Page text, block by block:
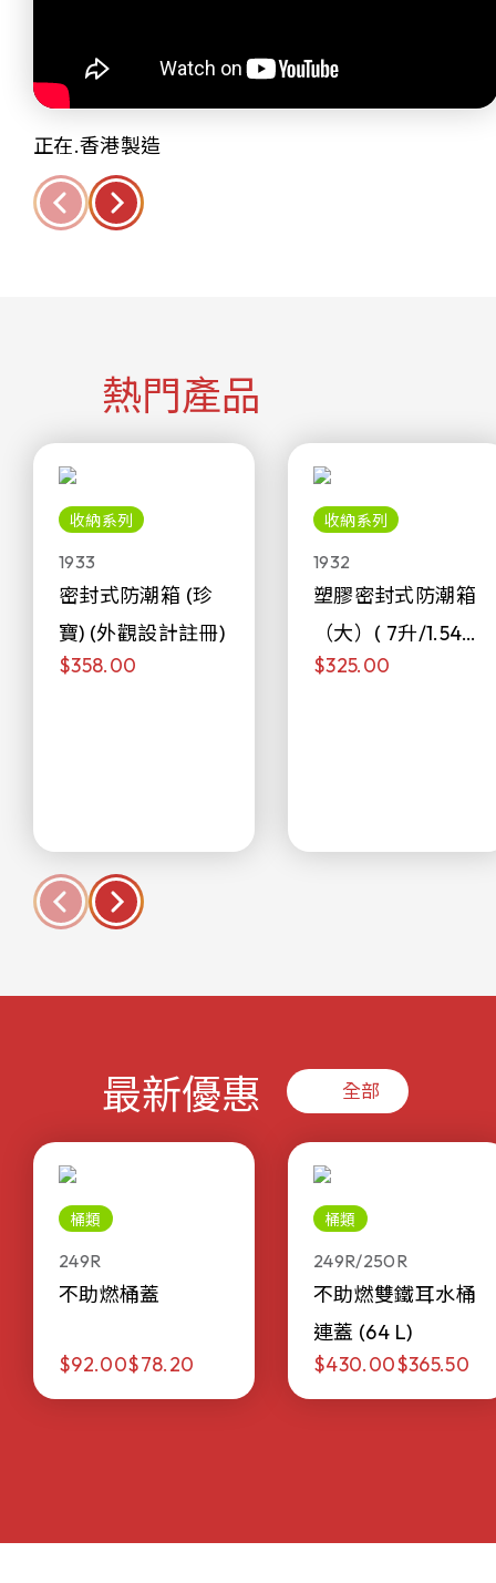
正在.香港製造
熱門產品
收納系列
1933
密封式防潮箱 (珍
寶) (外觀設計註冊)
$358.00
收納系列
1932
塑膠密封式防潮箱
（大）( 7升/1.54加
侖)
$325.00
最新優惠 全部
桶類
249R
不助燃桶蓋
$92.00$78.20
桶類
249R/250R
不助燃雙鐵耳水桶
連蓋 (64 L)
$430.00$365.50